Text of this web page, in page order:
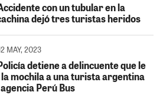
con un tubular en la
dejó tres turistas heridos
MAY, 2023
detiene a delincuente que le
mochila a una turista argentina
Perú Bus